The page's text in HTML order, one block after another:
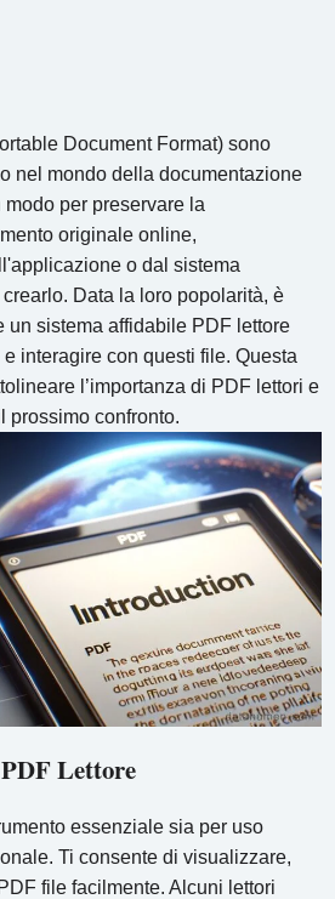
Document Format) sono
nel mondo della documentazione
per preservare la
originale online,
o dal sistema
Data la loro popolarità, è
un sistema affidabile PDF lettore
interagire con questi file. Questa
l’importanza di PDF lettori e
prossimo confronto.
Lettore
essenziale sia per uso
Ti consente di visualizzare,
file facilmente. Alcuni lettori